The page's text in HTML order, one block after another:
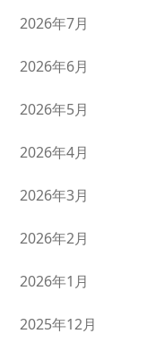
2026年7月
2026年6月
2026年5月
2026年4月
2026年3月
2026年2月
2026年1月
2025年12月